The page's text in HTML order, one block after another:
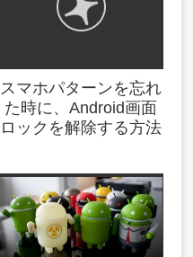
スマホパターンを忘れ
た時に、Android画面
ロックを解除する方法